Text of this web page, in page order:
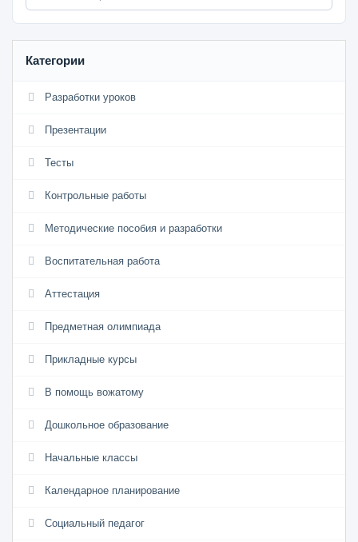
Категории
Разработки уроков
Презентации
Тесты
Контрольные работы
Методические пособия и разработки
Воспитательная работа
Аттестация
Предметная олимпиада
Прикладные курсы
В помощь вожатому
Дошкольное образование
Начальные классы
Календарное планирование
Социальный педагог